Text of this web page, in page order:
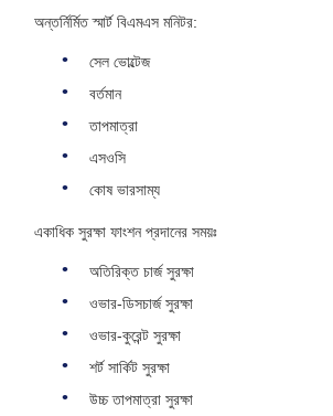
অন্তর্নির্মিত স্মার্ট বিএমএস মনিটর:
সেল ভোল্টেজ
বর্তমান
তাপমাত্রা
এসওসি
কোষ ভারসাম্য
একাধিক সুরক্ষা ফাংশন প্রদানের সময়ঃ
অতিরিক্ত চার্জ সুরক্ষা
ওভার-ডিসচার্জ সুরক্ষা
ওভার-কুরেন্ট সুরক্ষা
শর্ট সার্কিট সুরক্ষা
উচ্চ তাপমাত্রা সুরক্ষা